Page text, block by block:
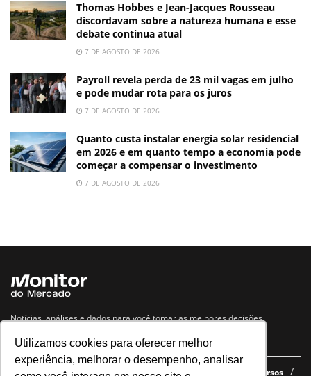
Utilizamos cookies para oferecer melhor
experiência, melhorar o desempenho, analisar
Thomas Hobbes e Jean-Jacques Rousseau
discordavam sobre a natureza humana e esse
debate continua atual
7 DE AGOSTO DE 2026
Payroll revela perda de 23 mil vagas em julho
e pode mudar rota para os juros
7 DE AGOSTO DE 2026
Quanto custa instalar energia solar residencial
em 2026 e em quanto tempo a economia pode
começar a compensar o investimento
7 DE AGOSTO DE 2026
Notícias, análises e dados para você tomar as melhores decisões.
Navegue no site
Últimas notícias Quem somos E-books gratuitos Cursos